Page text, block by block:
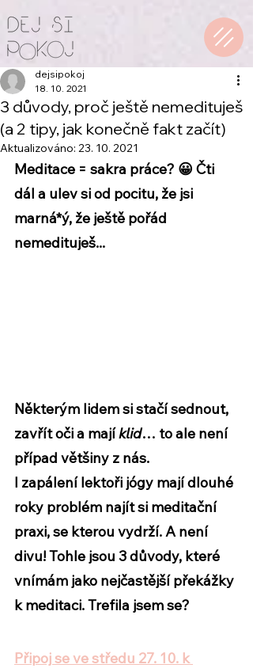
3 důvody, proč ještě nemedituješ
(a 2 tipy, jak konečně fakt začít)
dejsipokoj
18. 10. 2021
Aktualizováno: 23. 10. 2021
Meditace = sakra práce? 😀 Čti
dál a ulev si od pocitu, že jsi
marná*ý, že ještě pořád
nemedituješ...
Některým lidem si stačí sednout,
zavřít oči a mají klid… to ale není
případ většiny z nás.
I zapálení lektoři jógy mají dlouhé
roky problém najít si meditační
praxi, se kterou vydrží. A není
divu! Tohle jsou 3 důvody, které
vnímám jako nejčastější překážky
k meditaci. Trefila jsem se?
Připoj se ve středu 27. 10. k